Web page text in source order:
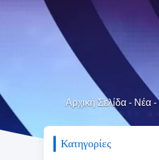
Αρχική Σελίδα - Νέα -
Κατηγορίες